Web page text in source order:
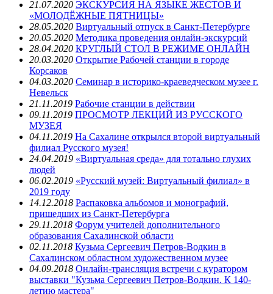
21.07.2020 ЭКСКУРСИЯ НА ЯЗЫКЕ ЖЕСТОВ И
«МОЛОДЁЖНЫЕ ПЯТНИЦЫ»
28.05.2020 Виртуальный отпуск в Санкт-Петербурге
20.05.2020 Методика проведения онлайн-экскурсий
28.04.2020 КРУГЛЫЙ СТОЛ В РЕЖИМЕ ОНЛАЙН
20.03.2020 Открытие Рабочей станции в городе
Корсаков
04.03.2020 Семинар в историко-краеведческом музее г.
Невельск
21.11.2019 Рабочие станции в действии
09.11.2019 ПРОСМОТР ЛЕКЦИЙ ИЗ РУССКОГО
МУЗЕЯ
04.11.2019 На Сахалине открылся второй виртуальный
филиал Русского музея!
24.04.2019 «Виртуальная среда» для тотально глухих
людей
06.02.2019 «Русский музей: Виртуальный филиал» в
2019 году
14.12.2018 Распаковка альбомов и монографий,
пришедших из Санкт-Петербурга
29.11.2018 Форум учителей дополнительного
образования Сахалинской области
02.11.2018 Кузьма Сергеевич Петров-Водкин в
Сахалинском областном художественном музее
04.09.2018 Онлайн-трансляция встречи с куратором
выставки "Кузьма Сергеевич Петров-Водкин. К 140-
летию мастера"